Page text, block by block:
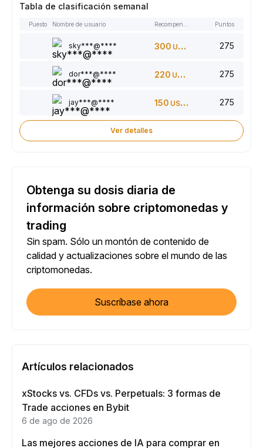
Tabla de clasificación semanal
Puesto Nombre de usuario Puntos
sky***@**** 300 USDT 275
dor***@**** 220 USDT 275
jay***@**** 150 USDT 275
Ver detalles
Obtenga su dosis diaria de
información sobre criptomonedas y
trading
Sin spam. Sólo un montón de contenido de
calidad y actualizaciones sobre el mundo de las
criptomonedas.
Suscríbase ahora
Artículos relacionados
xStocks vs. CFDs vs. Perpetuals: 3 formas de
Trade acciones en Bybit
6 de ago de 2026
Las mejores acciones de IA para comprar en